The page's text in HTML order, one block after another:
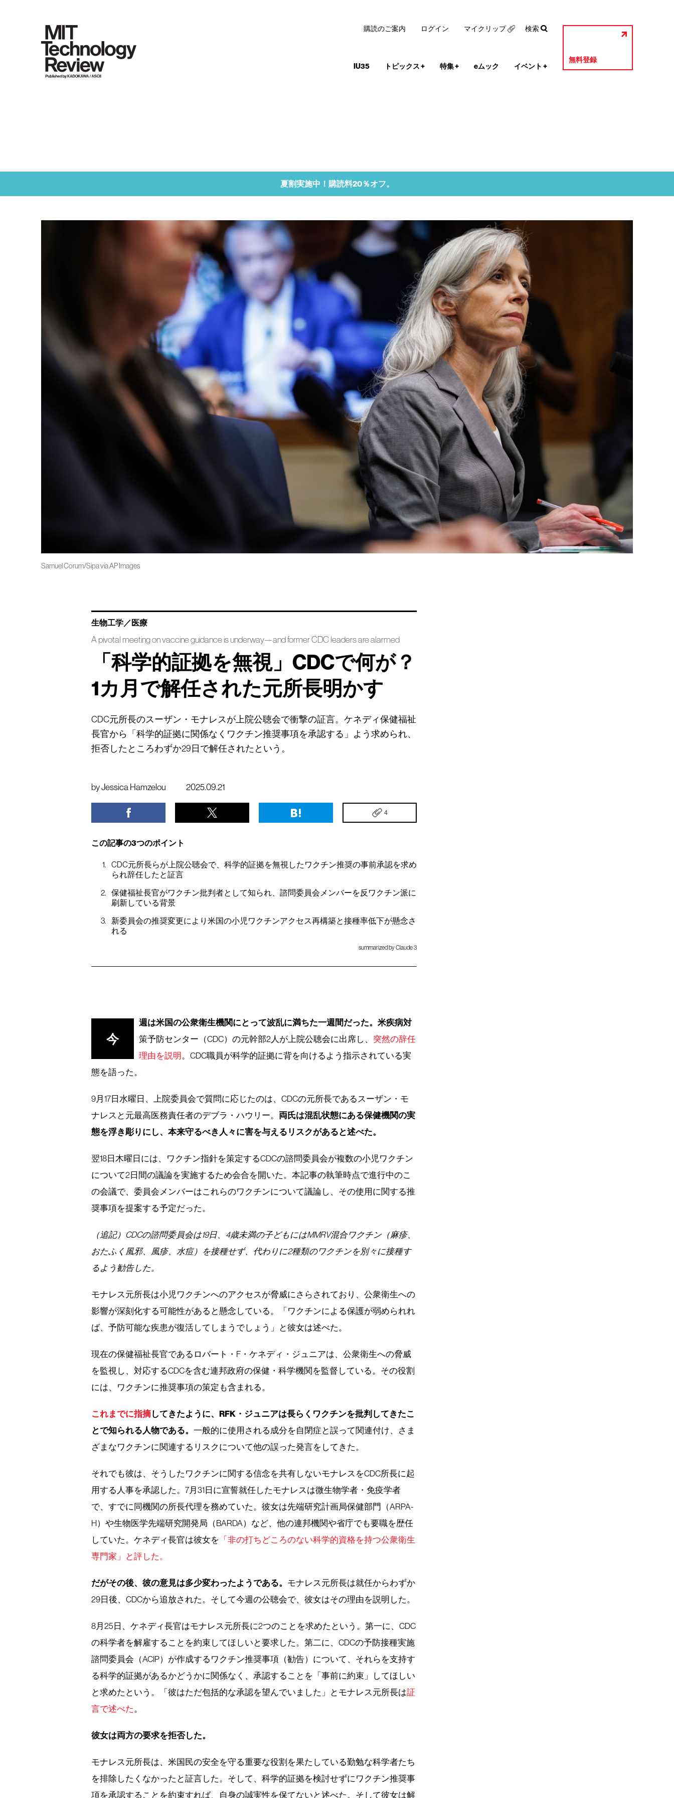
IU35 トピックス+ 特集+ eムック イベント +
無料登録
購読のご案内 ログイン マイクリップ 検索
夏割実施中！購読料20％オフ。
Samuel Corum/Sipa via AP Images
生物工学／医療
A pivotal meeting on vaccine guidance is underway—and former CDC leaders are alarmed
「科学的証拠を無視」CDCで何が？
1カ月で解任された元所長明かす
CDC元所長のスーザン・モナレスが上院公聴会で衝撃の証言。ケネディ保健福祉
長官から「科学的証拠に関係なくワクチン推奨事項を承認する」よう求められ、
拒否したところわずか29日で解任されたという。
byJessica Hamzelou 2025.09.21
4
この記事の3つのポイント
CDC元所長らが上院公聴会で、科学的証拠を無視したワクチン推奨の事前承認を求め
られ辞任したと証言
保健福祉長官がワクチン批判者として知られ、諮問委員会メンバーを反ワクチン派に
刷新している背景
新委員会の推奨変更により米国の小児ワクチンアクセス再構築と接種率低下が懸念さ
れる
summarized by Claude 3
今
週は米国の公衆衛生機関にとって波乱に満ちた一週間だった。米疾病対
策予防センター（CDC）の元幹部2人が上院公聴会に出席し、 突然の辞任
理由を説明。CDC職員が科学的証拠に背を向けるよう指示されている実
態を語った。
9月17日水曜日、上院委員会で質問に応じたのは、CDCの元所長であるスーザン・モ
ナレスと元最高医務責任者のデブラ・ハウリー。 両氏は混乱状態にある保健機関の実
態を浮き彫りにし、本来守るべき人々に害を与えるリスクがあると述べた。
翌18日木曜日には、ワクチン指針を策定するCDCの諮問委員会が複数の小児ワクチン
について2日間の議論を実施するため会合を開いた。本記事の執筆時点で進行中のこ
の会議で、委員会メンバーはこれらのワクチンについて議論し、その使用に関する推
奨事項を提案する予定だった。
（追記）CDCの諮問委員会は19日、4歳未満の子どもにはMMRV混合ワクチン（麻疹、
おたふく風邪、風疹、水痘）を接種せず、代わりに2種類のワクチンを別々に接種す
るよう勧告した。
モナレス元所長は小児ワクチンへのアクセスが脅威にさらされており、公衆衛生への
影響が深刻化する可能性があると懸念している。「ワクチンによる保護が弱められれ
ば、予防可能な疾患が復活してしまうでしょう」と彼女は述べた。
現在の保健福祉長官であるロバート・F・ケネディ・ジュニアは、公衆衛生への脅威
を監視し、対応するCDCを含む連邦政府の保健・科学機関を監督している。その役割
には、ワクチンに推奨事項の策定も含まれる。
これまでに指摘してきたように、RFK・ジュニアは長らくワクチンを批判してきたこ
とで知られる人物である。 一般的に使用される成分を自閉症と誤って関連付け、さま
ざまなワクチンに関連するリスクについて他の誤った発言をしてきた。
それでも彼は、そうしたワクチンに関する信念を共有しないモナレスをCDC所長に起
用する人事を承認した。7月31日に宣誓就任したモナレスは微生物学者・免疫学者
で、すでに同機関の所長代理を務めていた。彼女は先端研究計画局保健部門（ARPA-
H）や生物医学先端研究開発局（BARDA）など、他の連邦機関や省庁でも要職を歴任
していた。ケネディ長官は彼女を 「非の打ちどころのない科学的資格を持つ公衆衛生
専門家」と評した。
だがその後、彼の意見は多少変わったようである。 モナレス元所長は就任からわずか
29日後、CDCから追放された。そして今週の公聴会で、彼女はその理由を説明した。
8月25日、ケネディ長官はモナレス元所長に2つのことを求めたという。第一に、CDC
の科学者を解雇することを約束してほしいと要求した。第二に、CDCの予防接種実施
諮問委員会（ACIP）が作成するワクチン推奨事項（勧告）について、それらを支持す
る科学的証拠があるかどうかに関係なく、承認することを「事前に約束」してほしい
と求めたという。「彼はただ包括的な承認を望んでいました」とモナレス元所長は証
言で述べた。
彼女は両方の要求を拒否した。
モナレス元所長は、米国民の安全を守る重要な役割を果たしている勤勉な科学者たち
を排除したくなかったと証言した。そして、科学的証拠を検討せずにワクチン推奨事
項を承認することを約束すれば、自身の誠実性を保てないと述べた。そして彼女は解